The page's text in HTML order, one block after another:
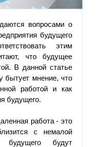
вопросами о
будущего
этим
что будущее
В данной статье
бытует мнение, что
работой и как
будущего.
работа - это
с немалой
будущего будут